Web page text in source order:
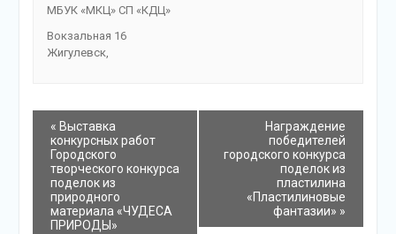
МБУК «МКЦ» СП «КДЦ»
Вокзальная 16
Жигулевск,
события
Навигация
« Выставка
конкурсных работ
Городского
творческого конкурса
поделок из
природного
материала «ЧУДЕСА
ПРИРОДЫ»
Награждение
победителей
городского конкурса
поделок из
пластилина
«Пластилиновые
фантазии» »